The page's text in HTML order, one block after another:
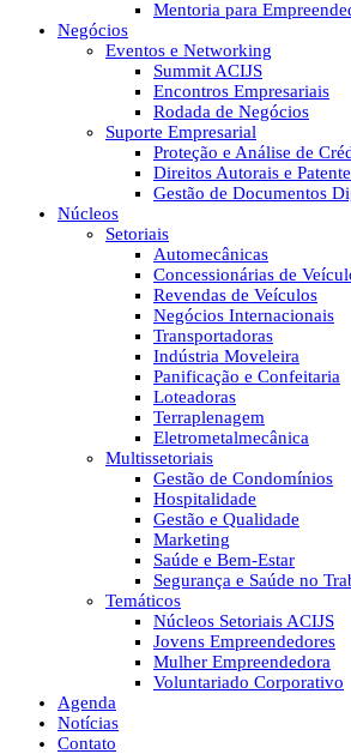
Mentoria para
Negócios
Eventos e Networking
Summit ACIJS
Encontros Empresariais
Rodada de Negócios
Suporte Empresarial
Proteção e Análise de
Direitos Autorais e
Gestão de Documentos
Núcleos
Setoriais
Automecânicas
Concessionárias de
Revendas de Veículos
Negócios Internacionais
Transportadoras
Indústria Moveleira
Panificação e Confeitaria
Loteadoras
Terraplenagem
Eletrometalmecânica
Multissetoriais
Gestão de Condomínios
Hospitalidade
Gestão e Qualidade
Marketing
Saúde e Bem-Estar
Segurança e Saúde no
Temáticos
Núcleos Setoriais ACIJS
Jovens Empreendedores
Mulher Empreendedora
Voluntariado Corporativo
Agenda
Notícias
Contato